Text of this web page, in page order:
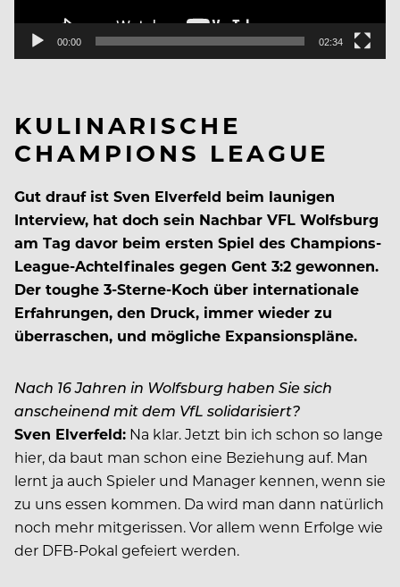
00:00 02:34
KULINARISCHE
CHAMPIONS LEAGUE
Gut drauf ist Sven Elverfeld beim launigen
Interview, hat doch sein Nachbar VFL Wolfsburg
am Tag davor beim ersten Spiel des Champions-
League-Achtelfinales gegen Gent 3:2 gewonnen.
Der toughe 3-Sterne-Koch über internationale
Erfahrungen, den Druck, immer wieder zu
überraschen, und mögliche Expansionspläne.
Nach 16 Jahren in Wolfsburg haben Sie sich
anscheinend mit dem VfL solidarisiert?
Sven Elverfeld: Na klar. Jetzt bin ich schon so lange
hier, da baut man schon eine Beziehung auf. Man
lernt ja auch Spieler und Manager kennen, wenn sie
zu uns essen kommen. Da wird man dann natürlich
noch mehr mitgerissen. Vor allem wenn Erfolge wie
der DFB-Pokal gefeiert werden.